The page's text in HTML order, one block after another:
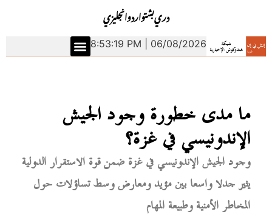
انجليزياردوبشتودري
8:53:20 PM | 06/08/2026
ما مدى خطورة وجود الجيش
الإندونيسي في غزة؟
وجود الجيش الإندونيسي في غزة ضمن قوة الاستقرار الدولية
يثير جدلا واسعا بين مؤيد ومعارض وسط تساؤلات حول
المخاطر الأمنية وطبيعة المهام